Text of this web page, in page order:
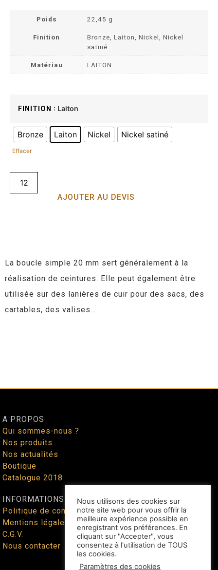
Poids 22,45 g
Finition
Bronze, Laiton, Nickel, Nickel
satiné
Matériau LAITON
FINITION : Laiton
Bronze Laiton Nickel Nickel satiné
Effacer
AJOUTER AU DEVIS
La boucle simple 20 mm sert généralement à la
réalisation de ceintures. Elle peut également être
utilisée sur des lanières de cuir pour des sacs, des
cartables, des valises…
A PROPOS
Qui sommes-nous ?
Nos produits
Nos actualités
Boutique
Catalogue 2018
INFORMATIONS
Politique de confidentialité
Mentions légales
C.G.V.
Nous contacter
Nous utilisons des cookies sur
notre site web pour vous offrir la
meilleure expérience possible en
enregistrant vos préférences. En
cliquant sur "Accepter", vous
consentez à l'utilisation de TOUS
les cookies.
Paramètres des cookies